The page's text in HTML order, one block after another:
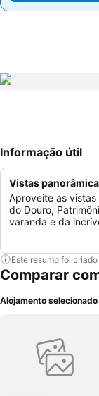
Informação útil
Vistas
Aproveite as
do Douro,
varanda e da
Este resumo foi
Comparar
Alojamento selecionado